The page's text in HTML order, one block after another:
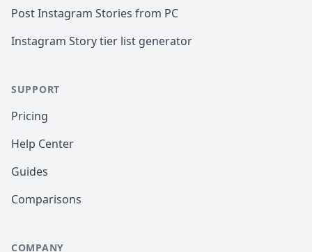
Post Instagram Stories from PC
Instagram Story tier list generator
SUPPORT
Pricing
Help Center
Guides
Comparisons
COMPANY